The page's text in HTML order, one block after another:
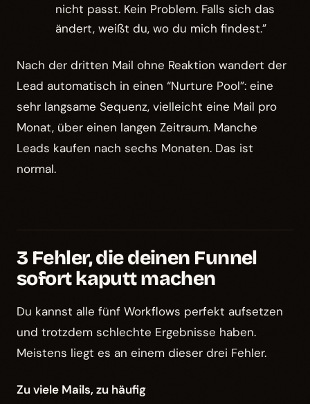
nicht passt. Kein Problem. Falls sich das
ändert, weißt du, wo du mich findest.”
Nach der dritten Mail ohne Reaktion wandert der
Lead automatisch in einen “Nurture Pool”: eine
sehr langsame Sequenz, vielleicht eine Mail pro
Monat, über einen langen Zeitraum. Manche
Leads kaufen nach sechs Monaten. Das ist
normal.
3 Fehler, die deinen Funnel
sofort kaputt machen
Du kannst alle fünf Workflows perfekt aufsetzen
und trotzdem schlechte Ergebnisse haben.
Meistens liegt es an einem dieser drei Fehler.
Zu viele Mails, zu häufig